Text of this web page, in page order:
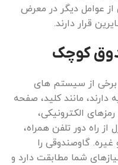
عوامل دیگر در معرض
قرار دارند.
کوچک
از سیستم های
مانند کلید، صفحه
الکترونیکی،
راه دور تلفن همراه،
گاوصندوقی را
شما مطابقت دارد و